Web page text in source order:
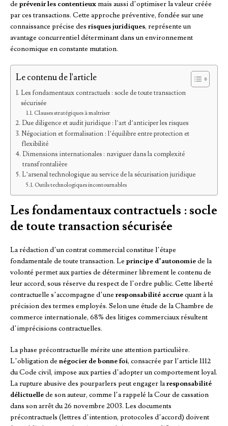
de prévenir les contentieuxmais aussi d’optimiser la valeur créée
par ces transactions. Cette approche préventive, fondée sur une
connaissance précise des risques juridiques, représente un
avantage concurrentiel déterminant dans un environnement
économique en constante mutation.
Le contenu de l'article
Les fondamentaux contractuels : socle de toute transaction
sécurisée
Clauses stratégiques à maîtriser
Due diligence et audit juridique : l’art d’anticiper les risques
Négociation et formalisation : l’équilibre entre protection et
flexibilité
Dimensions internationales : naviguer dans la complexité
transfrontalière
L’arsenal technologique au service de la sécurisation juridique
Outils technologiques incontournables
Les fondamentaux contractuels : socle
de toute transaction sécurisée
La rédaction d’un contrat commercial constitue l’étape
fondamentale de toute transaction. Le principe d’autonomiede la
volonté permet aux parties de déterminer librement le contenu de
leur accord, sous réserve du respect de l’ordre public. Cette liberté
contractuelle s’accompagne d’une responsabilité accruequant à la
précision des termes employés. Selon une étude de la Chambre de
commerce internationale, 68% des litiges commerciaux résultent
d’imprécisions contractuelles.
La phase précontractuelle mérite une attention particulière.
L’obligation de négocier de bonne foi, consacrée par l’article 1112
du Code civil, impose aux parties d’adopter un comportement loyal.
La rupture abusive des pourparlers peut engager laresponsabilité
délictuellede son auteur, comme l’a rappelé la Cour de cassation
dans son arrêt du 26 novembre 2003. Les documents
précontractuels (lettres d’intention, protocoles d’accord) doivent